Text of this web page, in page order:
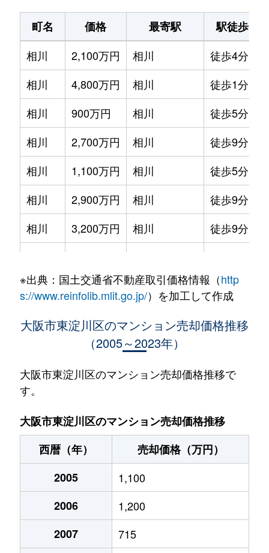
町名 価格 最寄駅 駅徒歩
相川
2,100万円 相川 徒歩4分
相川
4,800万円 相川 徒歩1分
相川
900万円 相川 徒歩5分
相川
2,700万円 相川 徒歩9分
相川
1,100万円 相川 徒歩5分
相川
2,900万円 相川 徒歩9分
相川
3,200万円 相川 徒歩9分
相川
3,200万円 相川 徒歩9分
2,500万円 淡路
淡路
2,900万円 淡路 徒歩4分
井高野
井高野
2,300万円 井高野 徒歩8分
井高野
1,900万円 井高野 徒歩7分
上新庄
3,300万円 上新庄
上新庄
2,800万円 上新庄 徒歩6分
上新庄
2,500万円 上新庄 徒歩6分
※出典：国土交通省不動産取引価格情報（http
s://www.reinfolib.mlit.go.jp/）を加工して作成
大阪市東淀川区のマンション売却価格推移
（2005～2023年）
大阪市東淀川区のマンション売却価格推移で
す。
大阪市東淀川区のマンション売却価格推移
西暦（年）
売却価格（万円）
2005
1,100
2006
1,200
2007
715